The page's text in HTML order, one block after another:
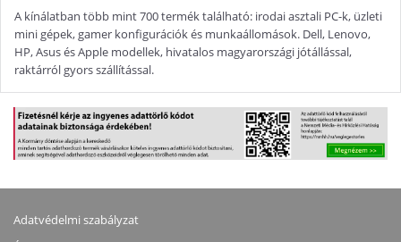
A kínálatban több mint 700 termék található: irodai asztali PC-k, üzleti
mini gépek, gamer konfigurációk és munkaállomások. Dell, Lenovo,
HP, Asus és Apple modellek, hivatalos magyarországi jótállással,
raktárról gyors szállítással.
Adatvédelmi szabályzat